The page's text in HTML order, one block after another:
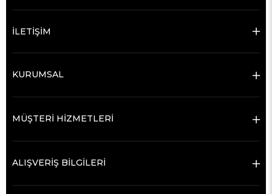
İLETİŞİM
KURUMSAL
MÜŞTERİ HİZMETLERİ
ALIŞVERİŞ BİLGİLERİ